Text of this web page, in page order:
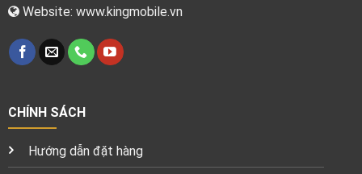
Website: www.kingmobile.vn
CHÍNH SÁCH
Hướng dẫn đặt hàng